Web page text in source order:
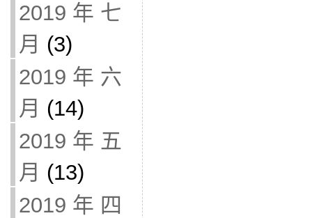
2019 年 七
月 (3)
2019 年 六
月 (14)
2019 年 五
月 (13)
2019 年 四